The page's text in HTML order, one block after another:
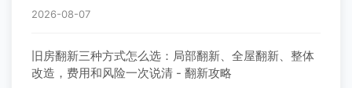
2026-08-07
旧房翻新三种方式怎么选：局部翻新、全屋翻新、整体
改造，费用和风险一次说清 - 翻新攻略